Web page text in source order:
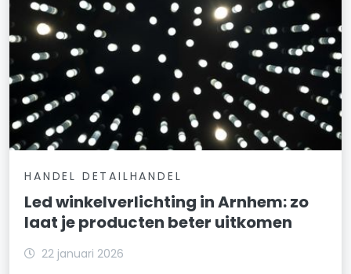
HANDEL DETAILHANDEL
Led winkelverlichting in Arnhem: zo
laat je producten beter uitkomen
22 januari 2026